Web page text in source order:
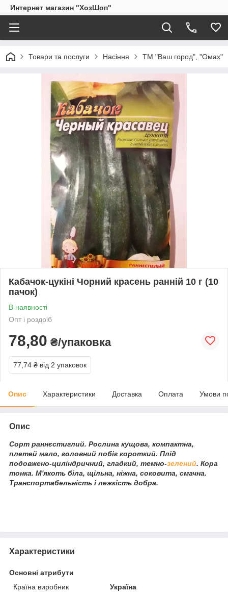
Интернет магазин "ХозШоп"
Товари та послуги Насіння ТМ "Ваш город", "Омах"
Кабачок-цукіні Чорний красень ранній 10 г (10
пачок)
В наявності
Опт і роздріб
78,80 ₴/упаковка
77,74 ₴ від 2 упаковок
Опис Характеристики Доставка Оплата Умови
Опис
Сорт раннєстиглий. Рослина кущова, компактна,
плетей мало, головний побіг короткий. Плід
подовжено-циліндричний, гладкий, темно-зелений. Кора
тонка. М'якоть біла, щільна, ніжна, соковита, смачна.
Транспортабельність і лежкість добра.
Характеристики
Основні атрибути
Країна виробник
Україна